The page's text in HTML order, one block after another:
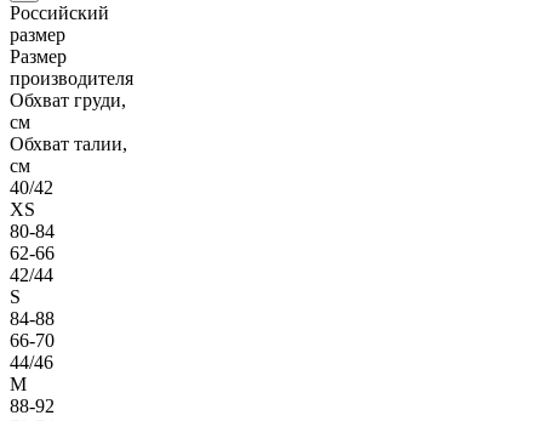
Российский
размер
Размер
производителя
Обхват груди,
см
Обхват талии,
см
40/42
XS
80-84
62-66
42/44
S
84-88
66-70
44/46
M
88-92